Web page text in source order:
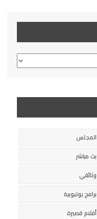
المجلس
بث مباشر
وثائقي
برامج يوتيوبية
أفلام قصيرة